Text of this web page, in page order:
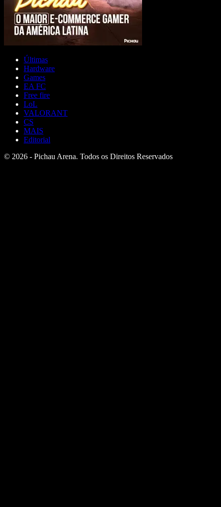
Últimas
Hardware
Games
EA FC
Free fire
LoL
VALORANT
CS
MAIS
Editorial
© 2026 - Pichau Arena. Todos os Direitos Reservados